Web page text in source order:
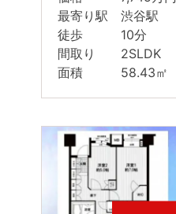
最寄り駅 渋谷駅
徒歩 10分
間取り 2SLDK
面積 58.43㎡